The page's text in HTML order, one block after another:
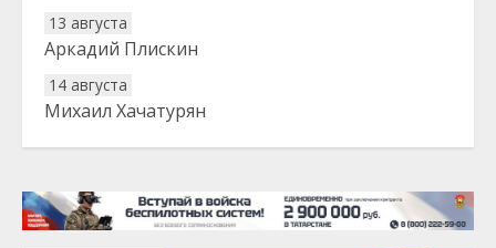
13 августа
Аркадий Плискин
14 августа
Михаил Хачатурян
20 августа
22 августа
Евгений Ефимов